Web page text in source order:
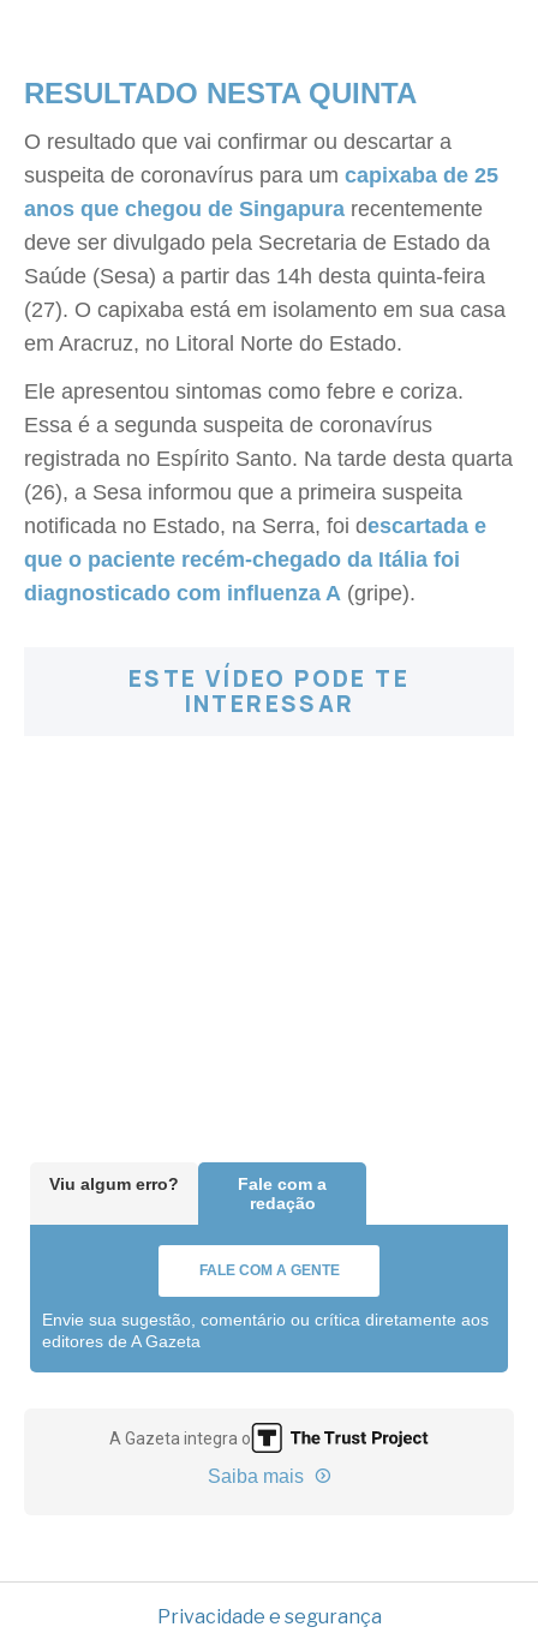
RESULTADO NESTA QUINTA
O resultado que vai confirmar ou descartar a
suspeita de coronavírus para um capixaba de 25
anos que chegou de Singapura recentemente
deve ser divulgado pela Secretaria de Estado da
Saúde (Sesa) a partir das 14h desta quinta-feira
(27). O capixaba está em isolamento em sua casa
em Aracruz, no Litoral Norte do Estado.
Ele apresentou sintomas como febre e coriza.
Essa é a segunda suspeita de coronavírus
registrada no Espírito Santo. Na tarde desta quarta
(26), a Sesa informou que a primeira suspeita
notificada no Estado, na Serra, foi descartada e
que o paciente recém-chegado da Itália foi
diagnosticado com influenza A (gripe).
ESTE VÍDEO PODE TE
INTERESSAR
Viu algum erro?
Fale com a
redação
FALE COM A GENTE
Envie sua sugestão, comentário ou crítica diretamente aos
editores de A Gazeta
A Gazeta integra o
Saiba mais
Privacidade e segurança